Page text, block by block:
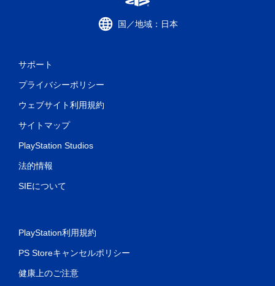
国／地域：日本
サポート
プライバシーポリシー
ウェブサイト利用規約
サイトマップ
PlayStation Studios
法的情報
SIEについて
PlayStation利用規約
PS Storeキャンセルポリシー
健康上のご注意